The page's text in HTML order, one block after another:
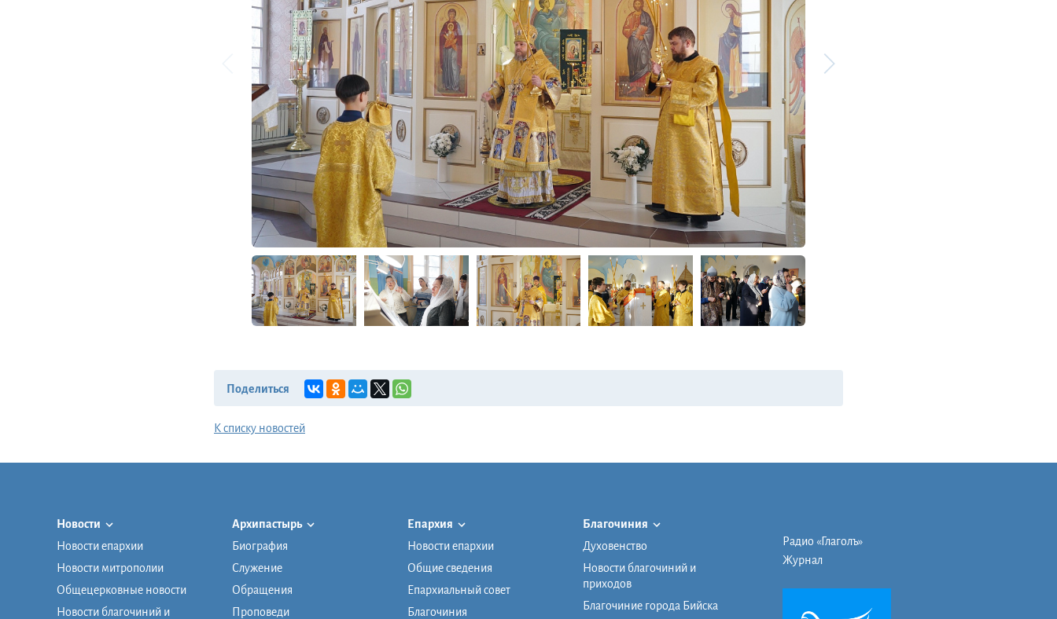
Поделиться
К списку новостей
Новости
Новости епархии
Новости митрополии
Общецерковные новости
Новости благочиний и
Архипастырь
Биография
Служение
Обращения
Проповеди
Епархия
Новости епархии
Общие сведения
Епархиальный совет
Благочиния
Благочиния
Духовенство
Новости благочиний и
приходов
Благочиние города Бийска
Радио «Глаголъ»
Журнал